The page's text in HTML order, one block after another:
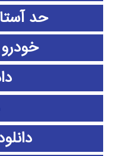
حد